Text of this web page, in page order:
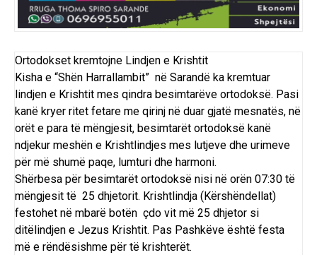
Ortodokset kremtojne Lindjen e Krishtit
Kisha e “Shën Harrallambit” në Sarandë ka kremtuar
lindjen e Krishtit mes qindra besimtarëve ortodoksë. Pasi
kanë kryer ritet fetare me qirinj në duar gjatë mesnatës, në
orët e para të mëngjesit, besimtarët ortodoksë kanë
ndjekur meshën e Krishtlindjes mes lutjeve dhe urimeve
për më shumë paqe, lumturi dhe harmoni.
Shërbesa për besimtarët ortodoksë nisi në orën 07:30 të
mëngjesit të 25 dhjetorit. Krishtlindja (Kërshëndellat)
festohet në mbarë botën çdo vit më 25 dhjetor si
ditëlindjen e Jezus Krishtit. Pas Pashkëve është festa
më e rëndësishme për të krishterët.